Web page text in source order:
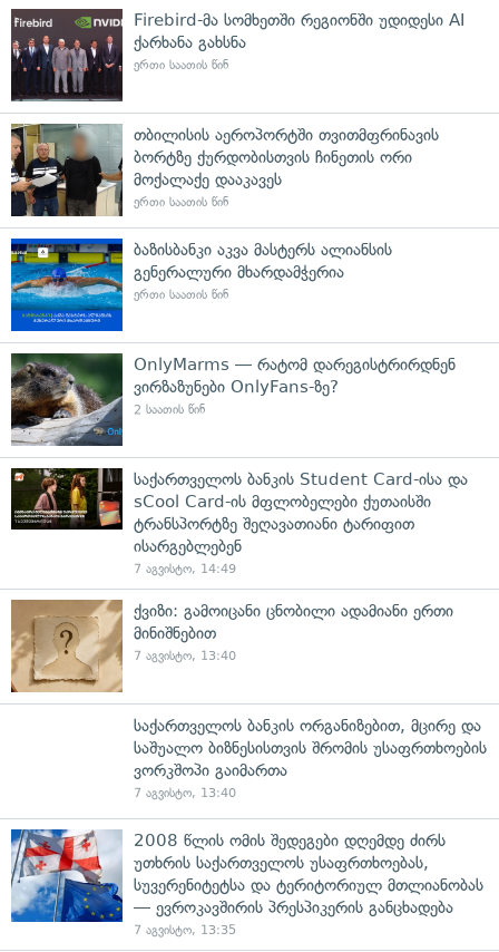
Firebird-მა სომხეთში რეგიონში უდიდესი AI
ქარხანა გახსნა
ერთი საათის წინ
თბილისის აეროპორტში თვითმფრინავის
ბორტზე ქურდობისთვის ჩინეთის ორი
მოქალაქე დააკავეს
ერთი საათის წინ
ბაზისბანკი აკვა მასტერს ალიანსის
გენერალური მხარდამჭერია
ერთი საათის წინ
OnlyMarms — რატომ დარეგისტრირდნენ
ვირზაზუნები OnlyFans-ზე?
2 საათის წინ
საქართველოს ბანკის Student Card-ისა და
sCool Card-ის მფლობელები ქუთაისში
ტრანსპორტზე შეღავათიანი ტარიფით
ისარგებლებენ
7 აგვისტო, 14:49
ქვიზი: გამოიცანი ცნობილი ადამიანი ერთი
მინიშნებით
7 აგვისტო, 13:40
საქართველოს ბანკის ორგანიზებით, მცირე და
საშუალო ბიზნესისთვის შრომის უსაფრთხოების
ვორკშოპი გაიმართა
7 აგვისტო, 13:40
2008 წლის ომის შედეგები დღემდე ძირს
უთხრის საქართველოს უსაფრთხოებას,
სუვერენიტეტსა და ტერიტორიულ მთლიანობას
— ევროკავშირის პრესპიკერის განცხადება
7 აგვისტო, 13:35